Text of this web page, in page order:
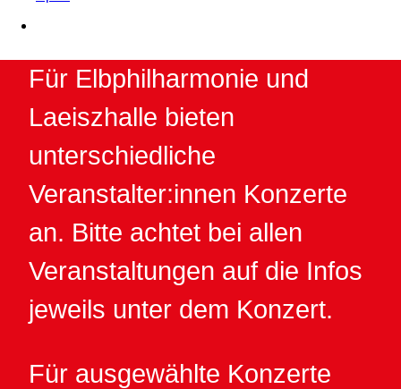
Für Elbphilharmonie und
Laeiszhalle bieten
unterschiedliche
Veranstalter:innen Konzerte
an. Bitte achtet bei allen
Veranstaltungen auf die Infos
jeweils unter dem Konzert.
Für ausgewählte Konzerte